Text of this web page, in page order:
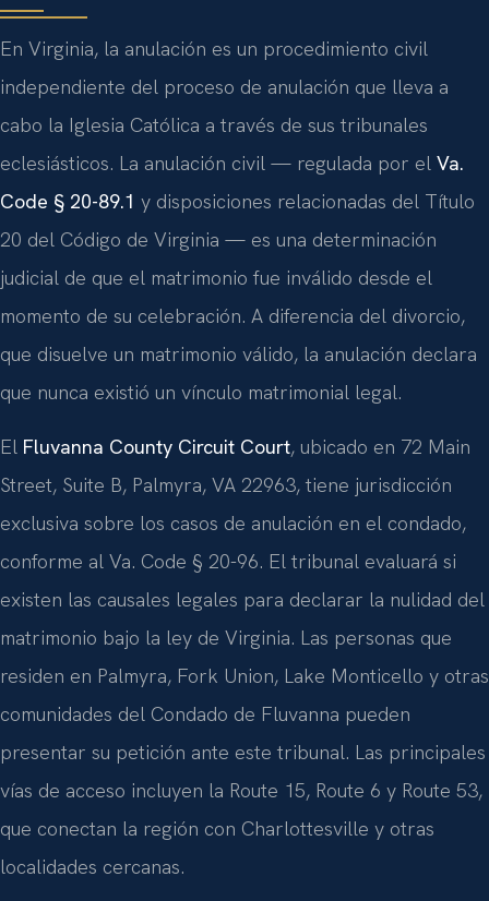
En Virginia, la anulación es un procedimiento civil
independiente del proceso de anulación que lleva a
cabo la Iglesia Católica a través de sus tribunales
eclesiásticos. La anulación civil — regulada por el Va.
Code § 20-89.1 y disposiciones relacionadas del Título
20 del Código de Virginia — es una determinación
judicial de que el matrimonio fue inválido desde el
momento de su celebración. A diferencia del divorcio,
que disuelve un matrimonio válido, la anulación declara
que nunca existió un vínculo matrimonial legal.
El Fluvanna County Circuit Court, ubicado en 72 Main
Street, Suite B, Palmyra, VA 22963, tiene jurisdicción
exclusiva sobre los casos de anulación en el condado,
conforme al Va. Code § 20-96. El tribunal evaluará si
existen las causales legales para declarar la nulidad del
matrimonio bajo la ley de Virginia. Las personas que
residen en Palmyra, Fork Union, Lake Monticello y otras
comunidades del Condado de Fluvanna pueden
presentar su petición ante este tribunal. Las principales
vías de acceso incluyen la Route 15, Route 6 y Route 53,
que conectan la región con Charlottesville y otras
localidades cercanas.